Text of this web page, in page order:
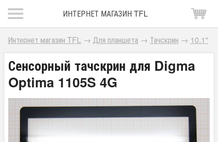
ИНТЕРНЕТ МАГАЗИН TFL
Интернет магазин TFL → Для планшета → Тачскрин → 10.1"
Сенсорный тачскрин для Digma
Optima 1105S 4G